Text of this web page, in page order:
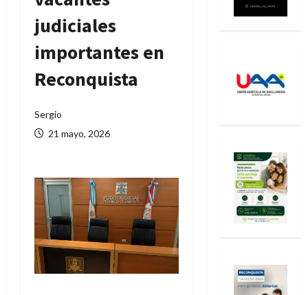
judiciales
importantes en
Reconquista
Sergio
21 mayo, 2026